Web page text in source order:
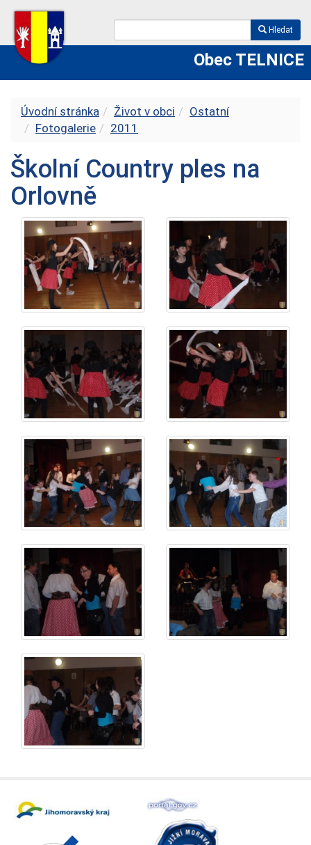
Hledat
Obec TELNICE
Úvodní stránka Život v obci
Ostatní
Fotogalerie
2011
Školní Country ples na
Orlovně